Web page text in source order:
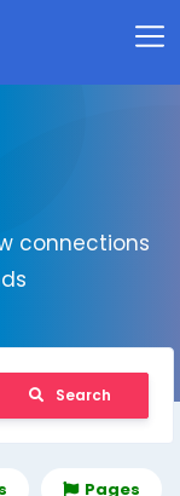
connections
Search
Pages